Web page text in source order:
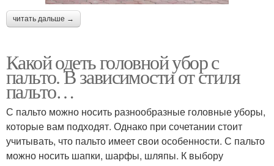
читать дальше →
Какой одеть головной убор с
пальто. В зависимости от стиля
пальто…
С пальто можно носить разнообразные головные уборы,
которые вам подходят. Однако при сочетании стоит
учитывать, что пальто имеет свои особенности. С пальто
можно носить шапки, шарфы, шляпы. К выбору